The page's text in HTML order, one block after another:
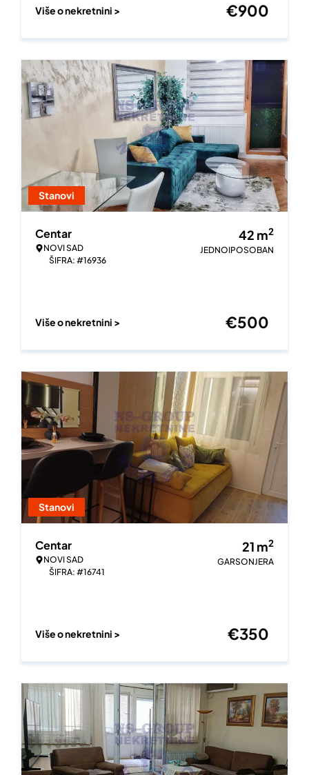
Više o nekretnini > €900
Stanovi
Centar
NOVI SAD
ŠIFRA: #16936
42 m2
JEDNOIPOSOBAN
Više o nekretnini > €500
Stanovi
Centar
NOVI SAD
ŠIFRA: #16741
21 m2
GARSONJERA
Više o nekretnini > €350